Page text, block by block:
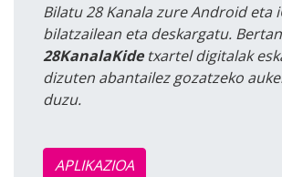
Bilatu 28 Kanala zure Android eta
bilatzailean eta deskargatu. Bertan
28KanalaKidetxartel digitalak
dizuten abantailez gozatzeko
duzu.
APLIKAZIOA